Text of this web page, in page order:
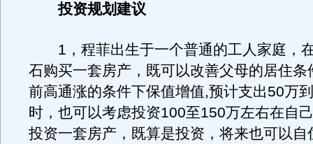
投资规划建议
1，程菲出生于一个普通的工人家庭，
石购买一套房产，既可以改善父母的居住条
前高通涨的条件下保值增值,预计支出50万
时，也可以考虑投资100至150万左右在自
投资一套房产，既算是投资，将来也可以自